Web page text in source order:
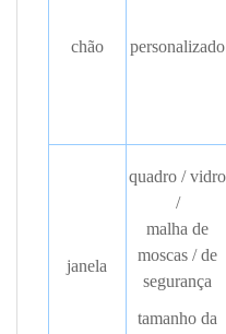
chão personalizado
janela
quadro / vidro
/
malha de
moscas / de
segurança
tamanho da